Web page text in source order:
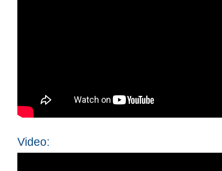
Video: